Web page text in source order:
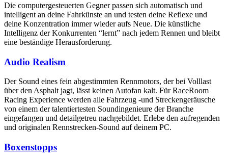
Die computergesteuerten Gegner passen sich automatisch und
intelligent an deine Fahrkünste an und testen deine Reflexe und
deine Konzentration immer wieder aufs Neue. Die künstliche
Intelligenz der Konkurrenten “lernt” nach jedem Rennen und bleibt
eine beständige Herausforderung.
Audio Realism
Der Sound eines fein abgestimmten Rennmotors, der bei Volllast
über den Asphalt jagt, lässt keinen Autofan kalt. Für RaceRoom
Racing Experience werden alle Fahrzeug -und Streckengeräusche
von einem der talentiertesten Soundingenieure der Branche
eingefangen und detailgetreu nachgebildet. Erlebe den aufregenden
und originalen Rennstrecken-Sound auf deinem PC.
Boxenstopps